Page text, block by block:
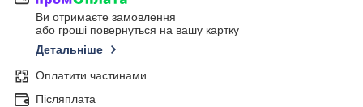
Ви отримаєте замовлення
або гроші повернуться на вашу картку
Детальніше
Оплатити частинами
Післяплата